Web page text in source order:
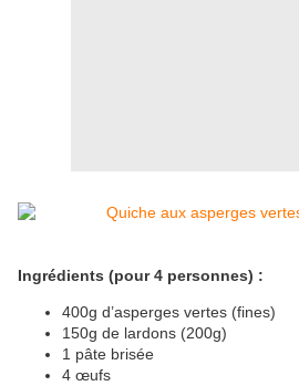
Ingrédients (pour 4 personnes) :
400g d’asperges vertes (fines)
150g de lardons (200g)
1 pâte brisée
4 œufs